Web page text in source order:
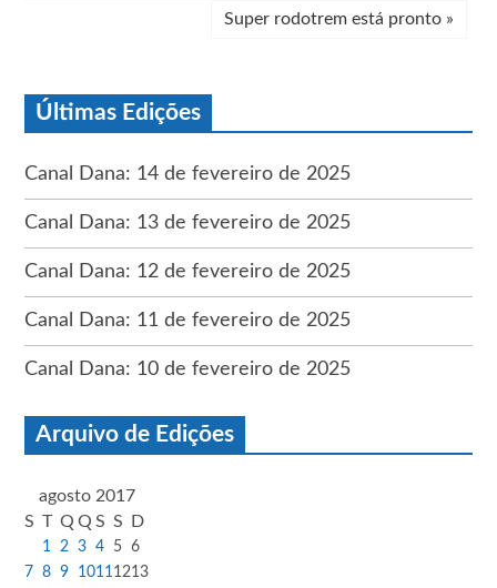
Super rodotrem está pronto »
Últimas Edições
Canal Dana: 14 de fevereiro de 2025
Canal Dana: 13 de fevereiro de 2025
Canal Dana: 12 de fevereiro de 2025
Canal Dana: 11 de fevereiro de 2025
Canal Dana: 10 de fevereiro de 2025
Arquivo de Edições
agosto 2017
S T Q Q S S D
1 2 3 4 5 6
7 8 9 1011 1213